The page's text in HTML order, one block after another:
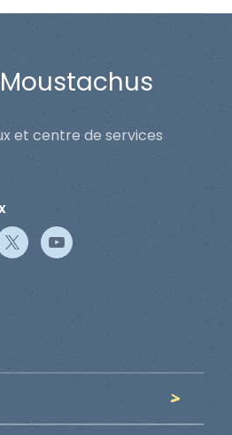
et centre de services